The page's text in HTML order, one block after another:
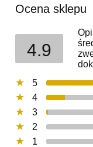
Ocena sklepu
4.9
5
4
3
2
1